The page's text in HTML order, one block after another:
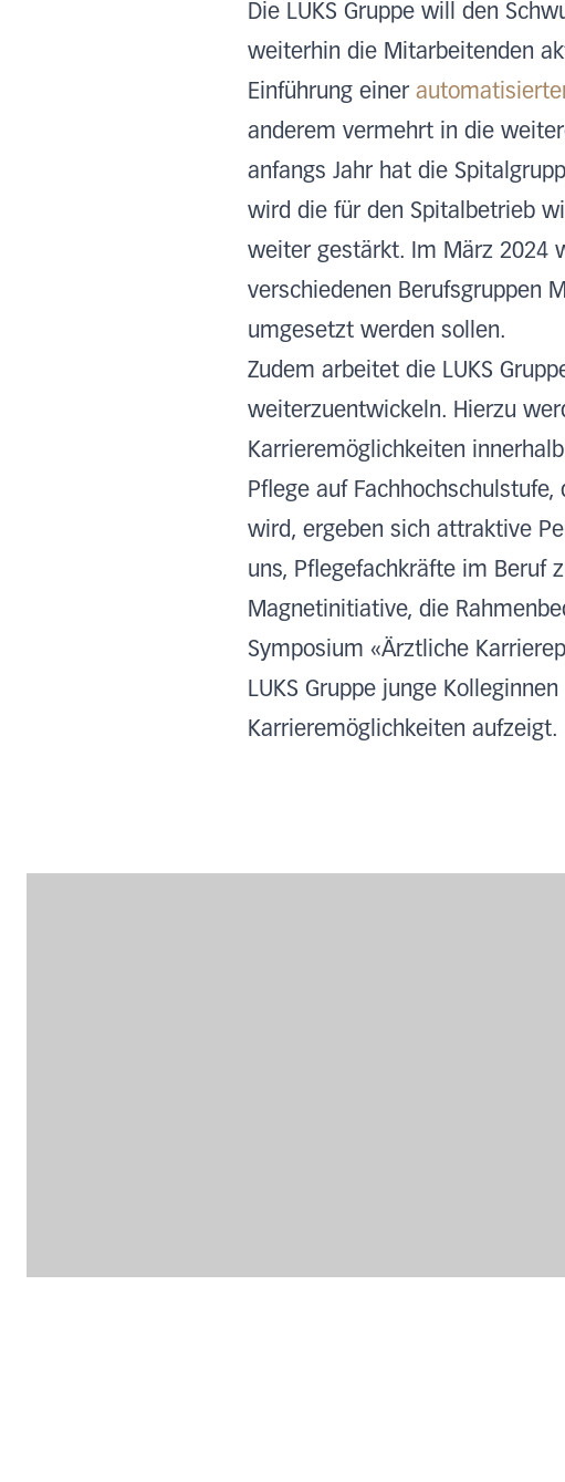
Die LUKS Gruppe will den
weiterhin die Mitarbeitenden
Einführung einer
anderem vermehrt in die
anfangs Jahr hat die
wird die für den Spitalbetrieb
weiter gestärkt. Im März 2024
verschiedenen Berufsgruppen
umgesetzt werden sollen.
Zudem arbeitet die LUKS
weiterzuentwickeln. Hierzu
Karrieremöglichkeiten
Pflege auf
wird, ergeben sich attraktive
uns, Pflegefachkräfte im Beruf
Magnetinitiative, die
Symposium «Ärztliche
LUKS Gruppe junge
Karrieremöglichkeiten aufzeigt.